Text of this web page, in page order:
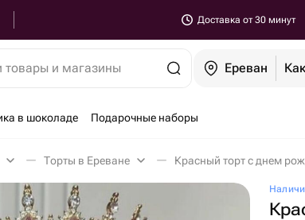
Доставка от 30 минут
товары и магазины Ереван
в шоколаде Подарочные наборы
Торты в Ереване Красный торт с днем